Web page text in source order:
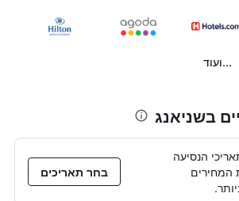
...ועוד
בשניאנג
הנסיעה
המחירים
בחר תאריכים